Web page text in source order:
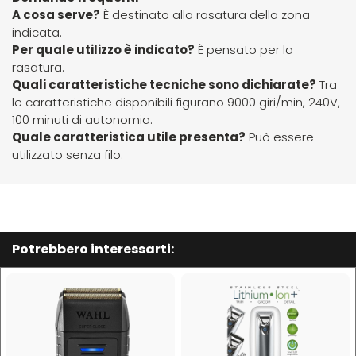
Hibros
Labor
Layla
L'Oreal
LV3
Manic Panic
Mimare
A cosa serve? È destinato alla rasatura della zona
indicata.
Per quale utilizzo è indicato? È pensato per la
rasatura.
Quali caratteristiche tecniche sono dichiarate? Tra
le caratteristiche disponibili figurano 9000 giri/min, 240V,
100 minuti di autonomia.
Quale caratteristica utile presenta? Può essere
utilizzato senza filo.
Potrebbero interessarti: